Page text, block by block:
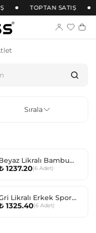
TOPTAN SATIŞ
Sırala
Likralı Bambu
Atlet
1237.20(6 Adet)
Likralı Erkek Sporcu
1325.40(6 Adet)